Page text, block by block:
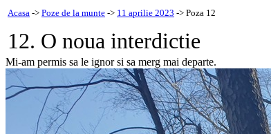
Acasa -> Poze de la munte -> 11 aprilie 2023 -> Poza 12
12. O noua interdictie
Mi-am permis sa le ignor si sa merg mai departe.